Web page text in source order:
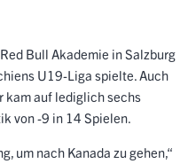
Bull Akademie in Salzburg
U19-Liga spielte. Auch
kam auf lediglich sechs
von -9 in 14 Spielen.
um nach Kanada zu gehen,“